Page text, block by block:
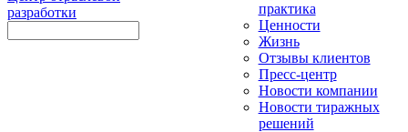
разработки
практика
Ценности
Жизнь
Отзывы клиентов
Пресс-центр
Новости компании
Новости тиражных
решений